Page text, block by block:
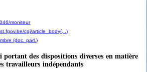
moniteur
cgi/article_body(...)
(doc. parl.)
des dispositions diverses en matière
travailleurs indépendants